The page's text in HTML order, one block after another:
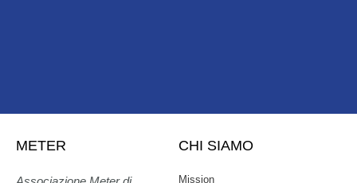
METER CHI SIAMO
Mission